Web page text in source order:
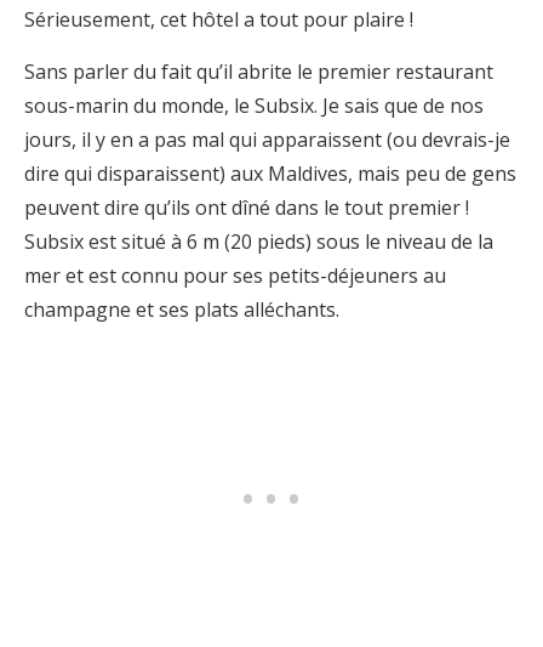
Sérieusement, cet hôtel a tout pour plaire !
Sans parler du fait qu’il abrite le premier restaurant
sous-marin du monde, le Subsix. Je sais que de nos
jours, il y en a pas mal qui apparaissent (ou devrais-je
dire qui disparaissent) aux Maldives, mais peu de gens
peuvent dire qu’ils ont dîné dans le tout premier !
Subsix est situé à 6 m (20 pieds) sous le niveau de la
mer et est connu pour ses petits-déjeuners au
champagne et ses plats alléchants.